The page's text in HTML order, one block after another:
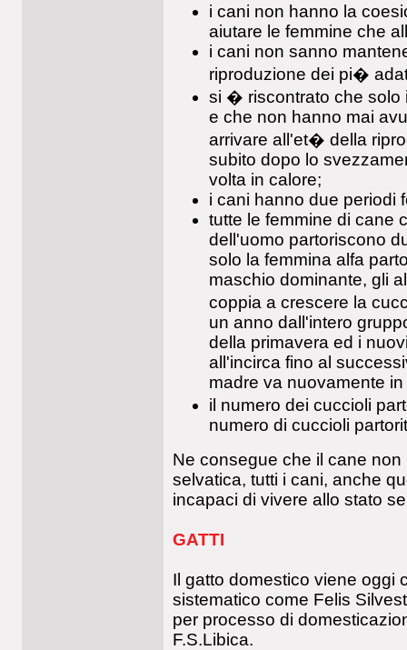
i cani non hanno la
aiutare le femmine che
i cani non sanno
riproduzione dei pi�
si � riscontrato che solo
e che non hanno mai
arrivare all'et� della
subito dopo lo
volta in calore;
i cani hanno due periodi
tutte le femmine di cane
dell'uomo partoriscono
solo la femmina alfa
maschio dominante, gli
coppia a crescere la
un anno dall'intero
della primavera ed i
all'incirca fino al
madre va nuovamente
il numero dei cuccioli
numero di cuccioli
Ne consegue che il cane
selvatica, tutti i cani, anche
incapaci di vivere allo stato
GATTI
Il gatto domestico viene oggi
sistematico come Felis
per processo di
F.S.Libica.